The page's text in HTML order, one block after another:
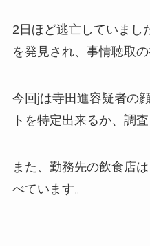
2日ほど逃亡していまし
を発見され、事情聴取
今回jは寺田進容疑者の
トを特定出来るか、調査
また、勤務先の飲食店
べています。